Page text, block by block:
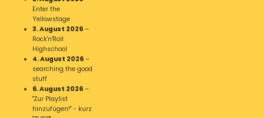
Enter the
Yellowstage
3. August 2026 –
Rock'n'Roll
Highschool
4. August 2026 –
searching the good
stuff
6. August 2026 –
"Zur Playlist
hinzufügen!" - kurz